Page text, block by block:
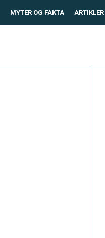
MYTER OG FAKTA ARTIKLER